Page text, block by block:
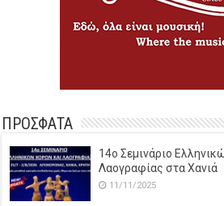
ΠΡΟΣΦΑΤΑ
14o Σεμινάριο
Λαογραφίας στα Χανιά
11/11/2025